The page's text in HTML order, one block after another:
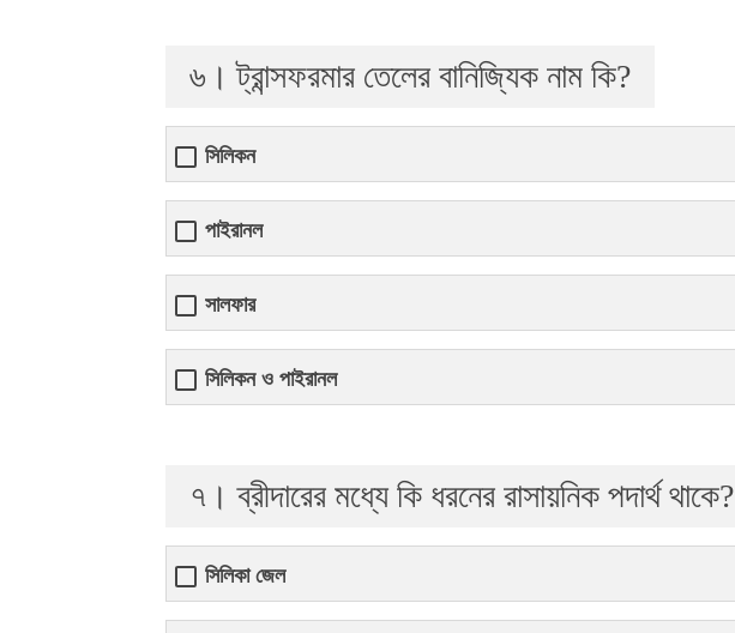
৬। ট্রান্সফরমার তেলের বানিজ্যিক নাম কি?
সিলিকন
পাইরানল
সালফার
সিলিকন ও পাইরানল
৭। ব্রীদারের মধ্যে কি ধরনের রাসায়নিক পদার্থ থাকে?
সিলিকা জেল